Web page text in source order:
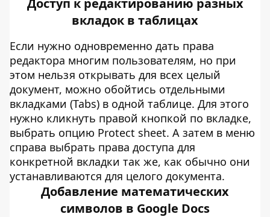
Доступ к редактированию разных
вкладок в таблицах
Если нужно одновременно дать права
редактора многим пользователям, но при
этом нельзя открывать для всех целый
документ, можно обойтись отдельными
вкладками (Tabs) в одной таблице. Для этого
нужно кликнуть правой кнопкой по вкладке,
выбрать опцию Protect sheet. А затем в меню
справа выбрать права доступа для
конкретной вкладки так же, как обычно они
устанавливаются для целого документа.
Добавление математических
символов в Google Docs